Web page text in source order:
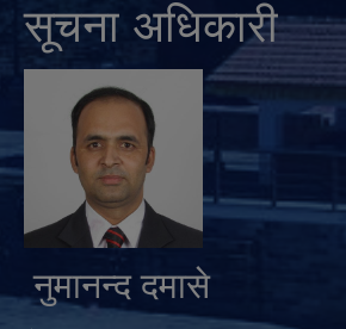
सूचना अधिकारी
नुमानन्द दमासे